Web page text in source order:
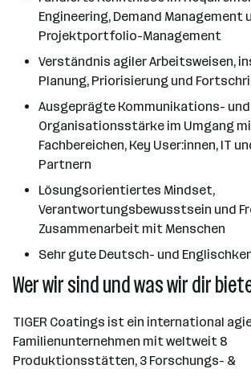
Engineering, Demand Management
Projektportfolio-Management
Verständnis agiler Arbeitsweisen,
Planung, Priorisierung und
Ausgeprägte Kommunikations- und
Organisationsstärke im Umgang
Fachbereichen, Key User:innen, IT
Partnern
Lösungsorientiertes Mindset,
Verantwortungsbewusstsein und
Zusammenarbeit mit Menschen
Sehr gute Deutsch- und
Wer wir sind und was wir dir
TIGER Coatings ist ein international
Familienunternehmen mit weltweit 8
Produktionsstätten, 3 Forschungs- &